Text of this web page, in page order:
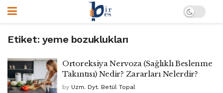
Etiket: yeme bozuklukları
Ortoreksiya Nervoza (Sağlıklı Beslenme
Takıntısı) Nedir? Zararları Nelerdir?
by Uzm. Dyt. Betül Topal